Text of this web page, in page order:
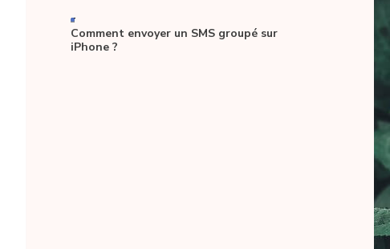
-
Comment envoyer un SMS groupé sur
iPhone ?